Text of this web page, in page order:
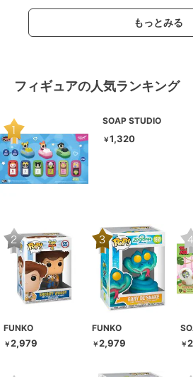
もっとみる
フィギュアの人気ランキング
SOAP STUDIO
￥1,320
FUNKO
￥2,979
FUNKO
￥2,979 ￥